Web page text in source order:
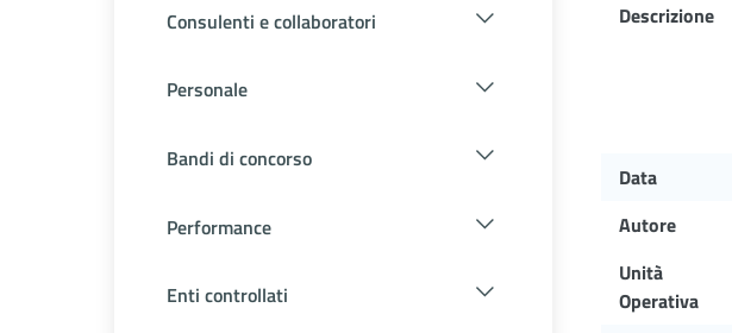
Consulenti e collaboratori
Personale
Bandi di concorso
Performance
Enti controllati
Descrizione
Data
Autore
Unità
Operativa